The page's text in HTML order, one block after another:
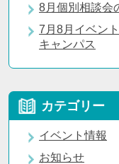
8月個別相談会
7月8月イベン
キャンパス
カテゴリー
イベント情報
お知らせ